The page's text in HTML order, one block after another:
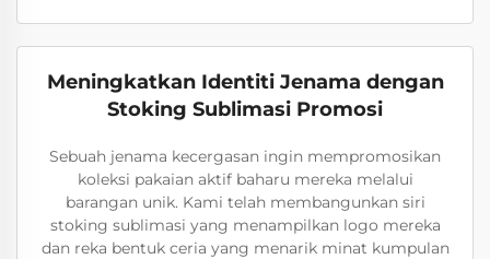
Meningkatkan Identiti Jenama dengan
Stoking Sublimasi Promosi
Sebuah jenama kecergasan ingin mempromosikan
koleksi pakaian aktif baharu mereka melalui
barangan unik. Kami telah membangunkan siri
stoking sublimasi yang menampilkan logo mereka
dan reka bentuk ceria yang menarik minat kumpulan